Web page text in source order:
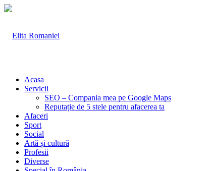
Acasa
Servicii
SEO – Compania mea pe Google Maps
Reputație de 5 stele pentru afacerea ta
Afaceri
Sport
Social
Artă și cultură
Profesii
Diverse